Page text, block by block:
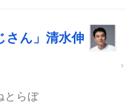
さん」清水伸
とらぼ